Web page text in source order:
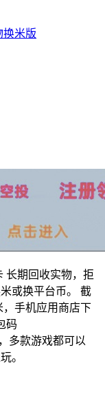
换米版
长期回收实物，拒
或换平台币。 截
，手机应用商店下
码
多款游戏都可以
。